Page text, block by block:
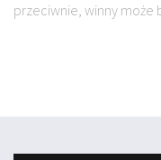
przeciwnie, winny może